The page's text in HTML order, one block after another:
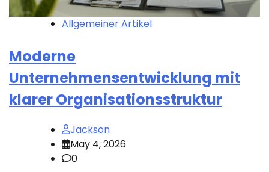
Allgemeiner Artikel
Moderne
Unternehmensentwicklung mit
klarer Organisationsstruktur
Jackson
May 4, 2026
0